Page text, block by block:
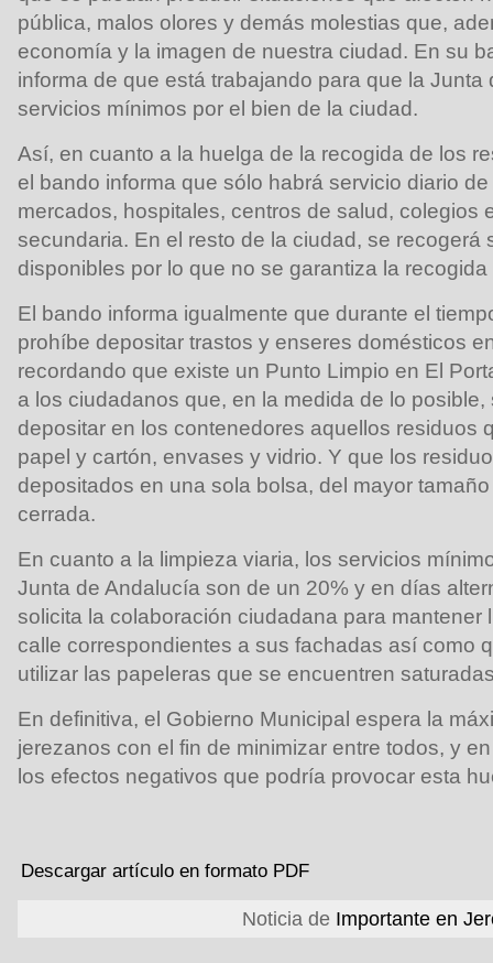
pública, malos olores y demás molestias que,
economía y la imagen de nuestra ciudad. En su
informa de que está trabajando para que la
servicios mínimos por el bien de la ciudad.
Así, en cuanto a la huelga de la recogida de los
el bando informa que sólo habrá servicio diario
mercados, hospitales, centros de salud, colegios
secundaria. En el resto de la ciudad, se recogerá
disponibles por lo que no se garantiza la
El bando informa igualmente que durante el
prohíbe depositar trastos y enseres domésticos
recordando que existe un Punto Limpio en El
a los ciudadanos que, en la medida de lo
depositar en los contenedores aquellos residuos
papel y cartón, envases y vidrio. Y que los
depositados en una sola bolsa, del mayor
cerrada.
En cuanto a la limpieza viaria, los servicios
Junta de Andalucía son de un 20% y en días
solicita la colaboración ciudadana para mantener
calle correspondientes a sus fachadas así como
utilizar las papeleras que se encuentren
En definitiva, el Gobierno Municipal espera la
jerezanos con el fin de minimizar entre todos, y
los efectos negativos que podría provocar esta
Descargar artículo en formato PDF
Noticia de Importante en